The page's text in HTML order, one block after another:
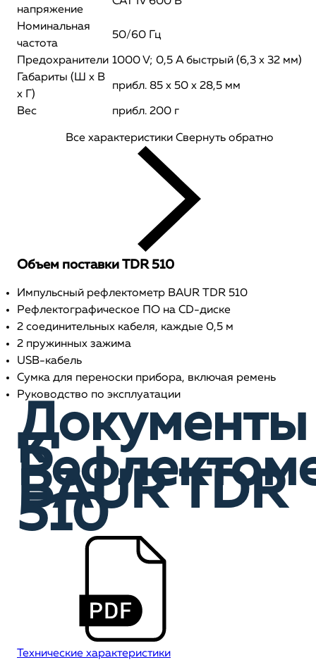
напряжение
Номинальная
частота
50/60 Гц
Предохранители 1000 V; 0,5 A быстрый (6,3 x 32 мм)
Габариты (Ш x В
x Г)
прибл. 85 x 50 x 28,5 мм
Вес прибл. 200 г
Все характеристики Свернуть обратно
Объем поставки TDR 510
Импульсный рефлектометр BAUR TDR 510
Рефлектографическое ПО на CD-диске
2 соединительных кабеля, каждые 0,5 м
2 пружинных зажима
USB-кабель
Сумка для переноски прибора, включая ремень
Руководство по эксплуатации
Документы
к
BAUR TDR
510
Технические характеристики